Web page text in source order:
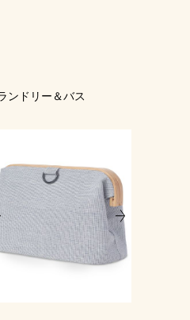
ンドリー＆バス
製品
ニュース
お問い合わせ